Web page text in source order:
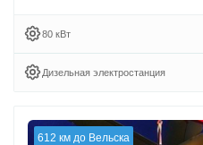
80 кВт
Дизельная электростанция
612 км до Вельска